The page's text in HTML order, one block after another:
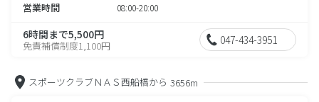
営業時間 08:00-20:00
6時間まで5,500円
免責補償制度1,100円 047-434-3951
スポーツクラブＮＡＳ西船橋から 3656m